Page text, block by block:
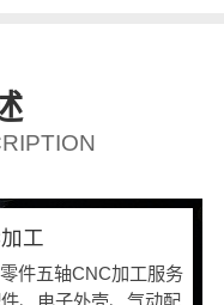
工
件五轴CNC加工服务
、电子外壳、气动配